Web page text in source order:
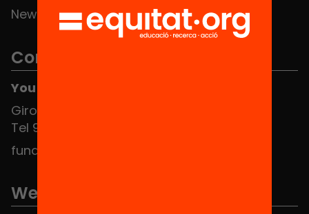
News
Contact
You can find us at the Social HUB
Girona 34, interior 08010 Barcelona
Tel 934 588 700
fundacio@equitat.org
We are part of...